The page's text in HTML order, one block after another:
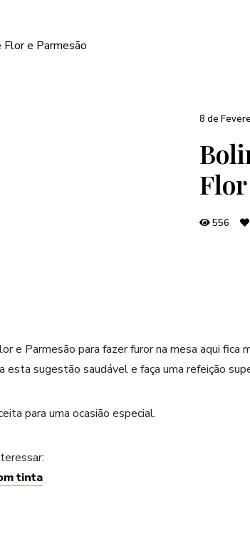
8 de
556
e Parmesão para fazer furor na mesa aqui fica
esta sugestão saudável e faça uma refeição
para uma ocasião especial.
tinta